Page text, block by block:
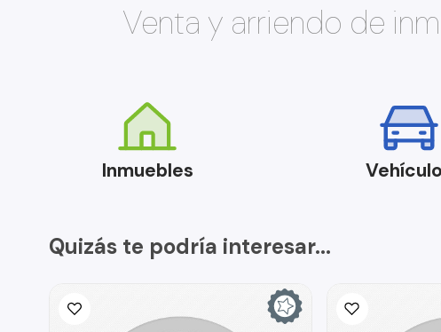
Venta y arriendo de
Inmuebles
Quizás te podría interesar...